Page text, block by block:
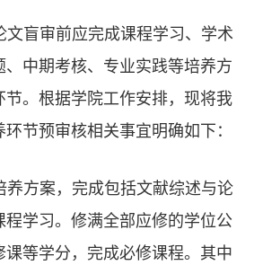
文盲审前应完成课程学习、学术
、中期考核、专业实践等培养方
节。根据学院工作安排，现将我
环节预审核相关事宜明确如下：
养方案，完成包括文献综述与论
程学习。修满全部应修的学位公
等学分，完成必修课程。其中